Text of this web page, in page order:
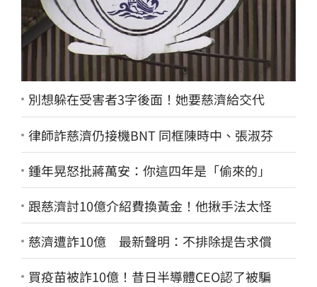
別想躲在受害者3字後面！她要慈濟給交代
律師詐慈濟仍接機BNT 同框陳時中、張淑芬
鍾年晃怒批蔣萬安：你這四年是「偷來的」
跟慈濟討10億介紹費換黃金！他揪手法太怪
慈濟遭詐10億 最新聲明：不排除提告求償
買疫苗被詐10億！昔日半導體CEO認了被騙